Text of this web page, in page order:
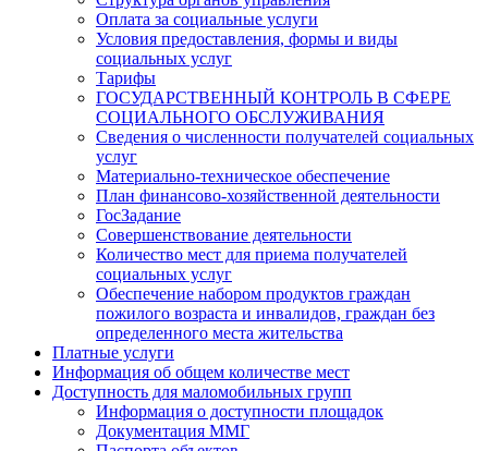
Оплата за социальные услуги
Условия предоставления, формы и виды
социальных услуг
Тарифы
ГОСУДАРСТВЕННЫЙ КОНТРОЛЬ В СФЕРЕ
СОЦИАЛЬНОГО ОБСЛУЖИВАНИЯ
Сведения о численности получателей социальных
услуг
Материально-техническое обеспечение
План финансово-хозяйственной деятельности
ГосЗадание
Совершенствование деятельности
Количество мест для приема получателей
социальных услуг
Обеспечение набором продуктов граждан
пожилого возраста и инвалидов, граждан без
определенного места жительства
Платные услуги
Информация об общем количестве мест
Доступность для маломобильных групп
Информация о доступности площадок
Документация ММГ